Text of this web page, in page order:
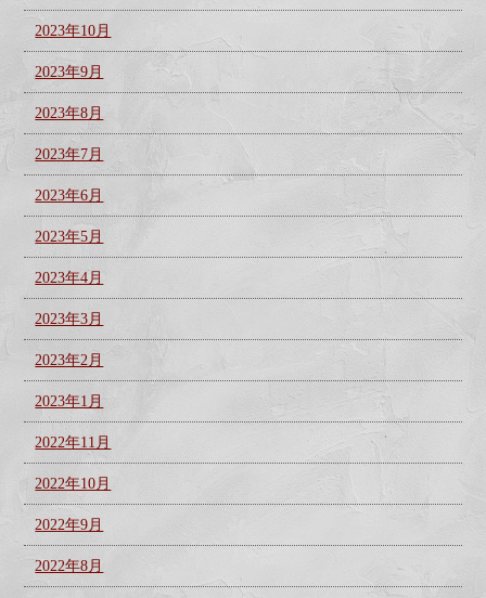
2023年10月
2023年9月
2023年8月
2023年7月
2023年6月
2023年5月
2023年4月
2023年3月
2023年2月
2023年1月
2022年11月
2022年10月
2022年9月
2022年8月